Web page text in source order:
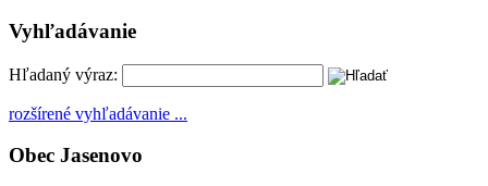
Vyhľadávanie
Hľadaný výraz:
rozšírené vyhľadávanie ...
Obec Jasenovo